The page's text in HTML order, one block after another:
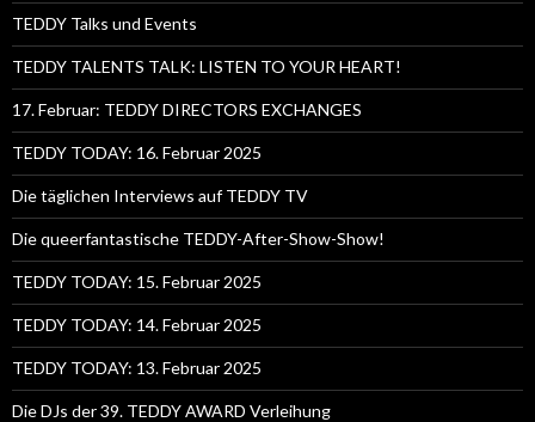
TEDDY Talks und Events
TEDDY TALENTS TALK: LISTEN TO YOUR HEART!
17. Februar: TEDDY DIRECTORS EXCHANGES
TEDDY TODAY: 16. Februar 2025
Die täglichen Interviews auf TEDDY TV
Die queerfantastische TEDDY-After-Show-Show!
TEDDY TODAY: 15. Februar 2025
TEDDY TODAY: 14. Februar 2025
TEDDY TODAY: 13. Februar 2025
Die DJs der 39. TEDDY AWARD Verleihung